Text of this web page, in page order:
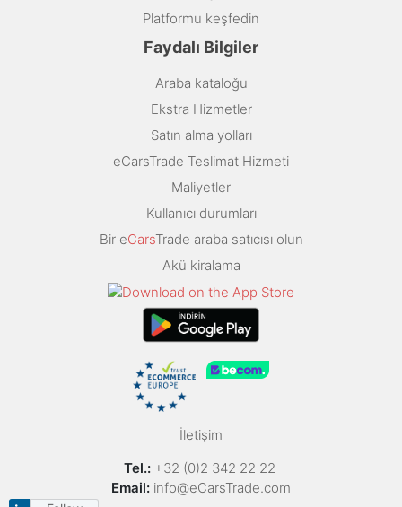
Platformu keşfedin
Faydalı Bilgiler
Araba kataloğu
Ekstra Hizmetler
Satın alma yolları
eCarsTrade Teslimat Hizmeti
Maliyetler
Kullanıcı durumları
Bir eCarsTrade araba satıcısı olun
Akü kiralama
İletişim
Tel.: +32 (0)2 342 22 22
Email: info@eCarsTrade.com